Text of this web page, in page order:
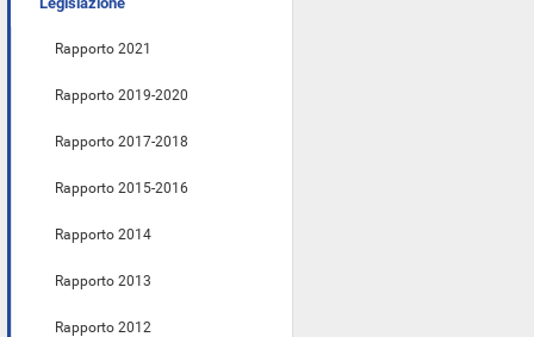
Rapporto 2021
Rapporto 2019-2020
Rapporto 2017-2018
Rapporto 2015-2016
Rapporto 2014
Rapporto 2013
Rapporto 2012